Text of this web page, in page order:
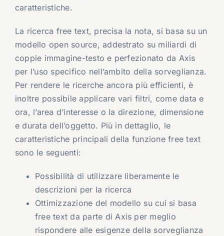
caratteristiche.
La ricerca free text, precisa la nota, si basa su un
modello open source, addestrato su miliardi di
coppie immagine-testo e perfezionato da Axis
per l’uso specifico nell’ambito della sorveglianza.
Per rendere le ricerche ancora più efficienti, è
inoltre possibile applicare vari filtri, come data e
ora, l’area d’interesse o la direzione, dimensione
e durata dell’oggetto. Più in dettaglio, le
caratteristiche principali della funzione free text
sono le seguenti:
Possibilità di utilizzare liberamente le
descrizioni per la ricerca
Ottimizzazione del modello su cui si basa
free text da parte di Axis per meglio
rispondere alle esigenze della sorveglianza